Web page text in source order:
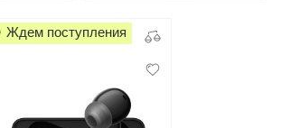
Ждем поступления